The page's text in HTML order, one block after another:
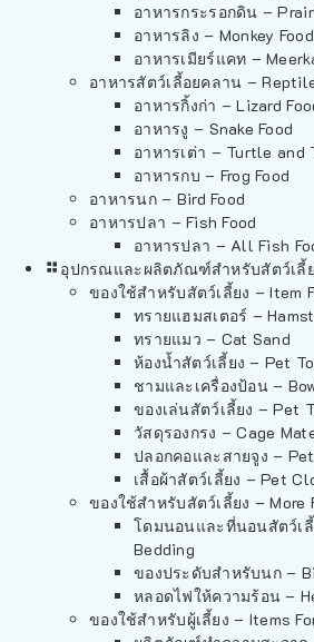
อาหารกระรอกดิน –
อาหารลิง – Monkey Food
อาหารเมียร์แคท –
อาหารสัตว์เลี้อยคลาน –
อาหารกิ้งก่า – Lizard
อาหารงู – Snake Food
อาหารเต่า – Turtle and
อาหารกบ – Frog Food
อาหารนก – Bird Food
อาหารปลา – Fish Food
อาหารปลา – All Fish
อุปกรณและผลิตภัณฑ์สำหรับสัตว์เลี้
ของใช้สำหรับสัตว์เลี้ยง – Item
ทรายแฮมสเตอร์ –
ทรายแมว – Cat Sand
ห้องน้ำสัตว์เลี้ยง – Pet
ชามและเครื่องป้อน –
ของเล่นสัตว์เลี้ยง – Pet
วัสดุรองกรง – Cage
ปลอกคอและสายจูง –
เสื้อผ้าสัตว์เลี้ยง – Pet
ของใช้สำหรับสัตว์เลี้ยง – More
โดมนอนและที่นอนสัตว์เ
Bedding
ของประดับสำหรับนก –
หลอดไฟให้ความร้อน –
ของใช้สำหรับผู้เลี้ยง – Items